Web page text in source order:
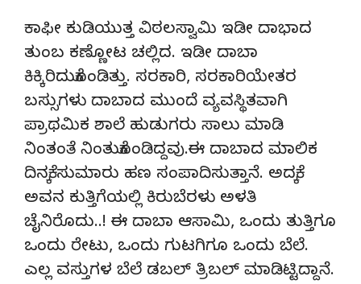
ಕಾಫೀ ಕುಡಿಯುತ್ತ ವಿಠಲಸ್ವಾಮಿ ಇಡೀ ದಾಭಾದ
ತುಂಬ ಕಣ್ಣೋಟ ಚಲ್ಲಿದ. ಇಡೀ ದಾಬಾ
ಕಿಕ್ಕಿರಿದುಕೊಂಡಿತ್ತು. ಸರಕಾರಿ, ಸರಕಾರಿಯೇತರ
ಬಸ್ಸುಗಳು ದಾಬಾದ ಮುಂದೆ ವ್ಯವಸ್ಥಿತವಾಗಿ
ಪ್ರಾಥಮಿಕ ಶಾಲೆ ಹುಡುಗರು ಸಾಲು ಮಾಡಿ
ನಿಂತಂತೆ ನಿಂತುಕೊಂಡಿದ್ದವು.ಈ ದಾಬಾದ ಮಾಲಿಕ
ದಿನಕ್ಕೆ ಸುಮಾರು ಹಣ ಸಂಪಾದಿಸುತ್ತಾನೆ. ಅದಕ್ಕೆ
ಅವನ ಕುತ್ತಿಗೆಯಲ್ಲಿ ಕಿರುಬೆರಳು ಅಳತಿ
ಚೈನಿರೊದು..! ಈ ದಾಬಾ ಆಸಾಮಿ, ಒಂದು ತುತ್ತಿಗೂ
ಒಂದು ರೇಟು, ಒಂದು ಗುಟಗಿಗೂ ಒಂದು ಬೆಲೆ.
ಎಲ್ಲ ವಸ್ತುಗಳ ಬೆಲೆ ಡಬಲ್ ತ್ರಿಬಲ್ ಮಾಡಿಟ್ಟಿದ್ದಾನೆ.